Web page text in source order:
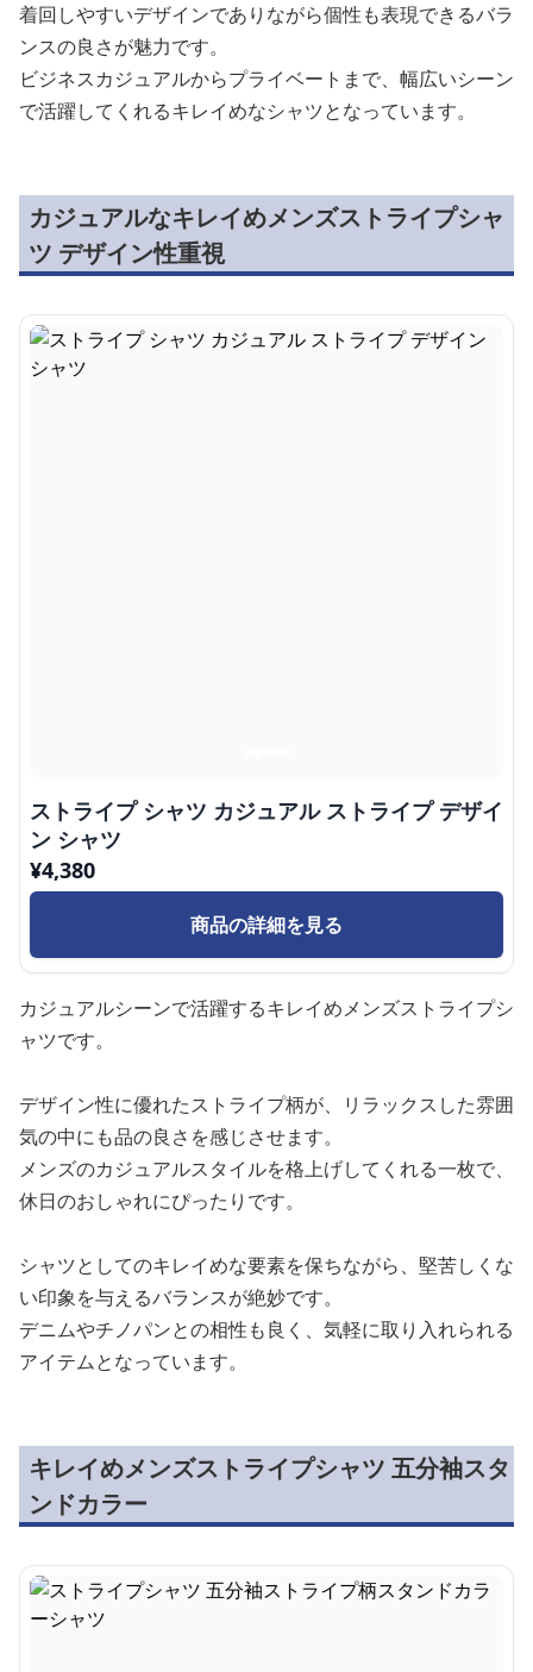
着回しやすいデザインでありながら個性も表現できるバラ
ンスの良さが魅力です。
ビジネスカジュアルからプライベートまで、幅広いシーン
で活躍してくれるキレイめなシャツとなっています。
カジュアルなキレイめメンズストライプシャ
ツ デザイン性重視
ストライプ シャツ カジュアル ストライプ デザイ
ン シャツ
¥4,380
商品の詳細を見る
カジュアルシーンで活躍するキレイめメンズストライプシ
ャツです。
デザイン性に優れたストライプ柄が、リラックスした雰囲
気の中にも品の良さを感じさせます。
メンズのカジュアルスタイルを格上げしてくれる一枚で、
休日のおしゃれにぴったりです。
シャツとしてのキレイめな要素を保ちながら、堅苦しくな
い印象を与えるバランスが絶妙です。
デニムやチノパンとの相性も良く、気軽に取り入れられる
アイテムとなっています。
キレイめメンズストライプシャツ 五分袖スタ
ンドカラー